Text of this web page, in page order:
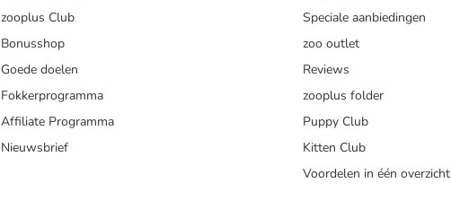
zooplus Club
Bonusshop
Goede doelen
Fokkerprogramma
Affiliate Programma
Nieuwsbrief
Speciale aanbiedingen
zoo outlet
Reviews
zooplus folder
Puppy Club
Kitten Club
Voordelen in één overzicht